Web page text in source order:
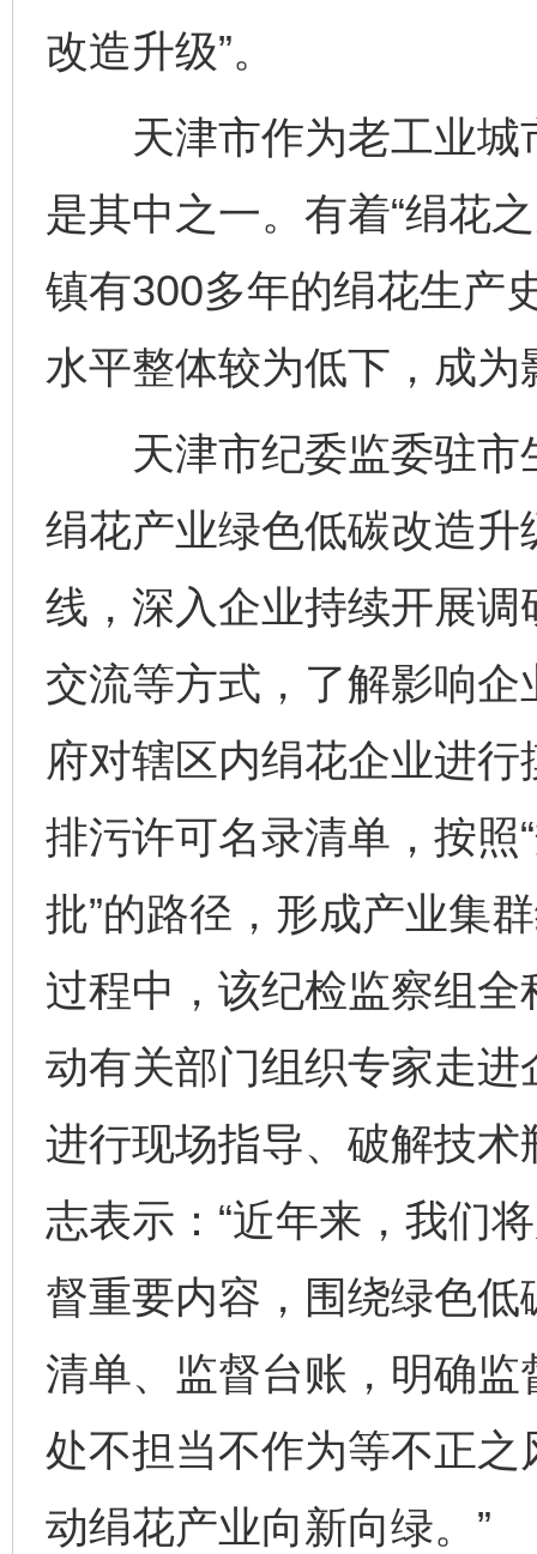
改造升级”。
天津市作为老工业城
是其中之一。有着“绢花
镇有300多年的绢花生产
水平整体较为低下，成
天津市纪委监委驻市
绢花产业绿色低碳改造
线，深入企业持续开展
交流等方式，了解影响
府对辖区内绢花企业进
排污许可名录清单，按照
批”的路径，形成产业集
过程中，该纪检监察组
动有关部门组织专家走
进行现场指导、破解技
志表示：“近年来，我们
督重要内容，围绕绿色
清单、监督台账，明确
处不担当不作为等不正
动绢花产业向新向绿。”